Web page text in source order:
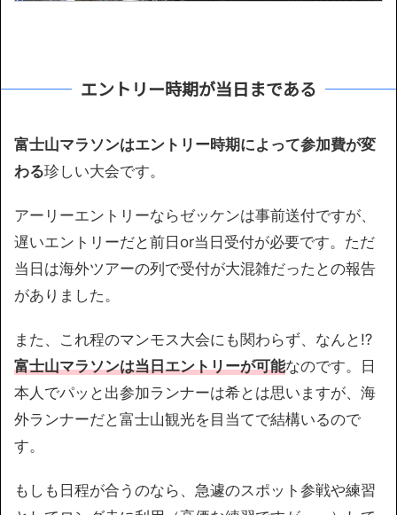
エントリー時期が当日まである
富士山マラソンはエントリー時期によって参加費が変
わる珍しい大会です。
アーリーエントリーならゼッケンは事前送付ですが、
遅いエントリーだと前日or当日受付が必要です。ただ
当日は海外ツアーの列で受付が大混雑だったとの報告
がありました。
また、これ程のマンモス大会にも関わらず、なんと⁉︎
富士山マラソンは当日エントリーが可能なのです。日
本人でパッと出参加ランナーは希とは思いますが、海
外ランナーだと富士山観光を目当てで結構いるので
す。
もしも日程が合うのなら、急遽のスポット参戦や練習